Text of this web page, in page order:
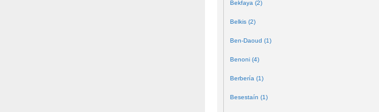
Bekfaya (2)
Belkis (2)
Ben-Daoud (1)
Benoni (4)
Berbería (1)
Besestaín (1)